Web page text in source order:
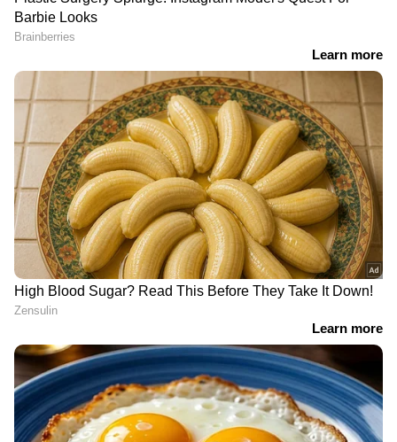
തമ്പാനൂർ 'ഹോട്ട്സ്പോട്ട്';
ലഹരിക്കേസിൽ
ആഴ്ചകൾക്ക് മുൻപ്
ജാമ്യത്തിലിറങ്ങി,
വീണ്ടും പിടിയിൽ
സഹോദരന്റെ
മരണവിവരമറിഞ്ഞ്
വീട്ടിലെത്തി, സഹോദരി